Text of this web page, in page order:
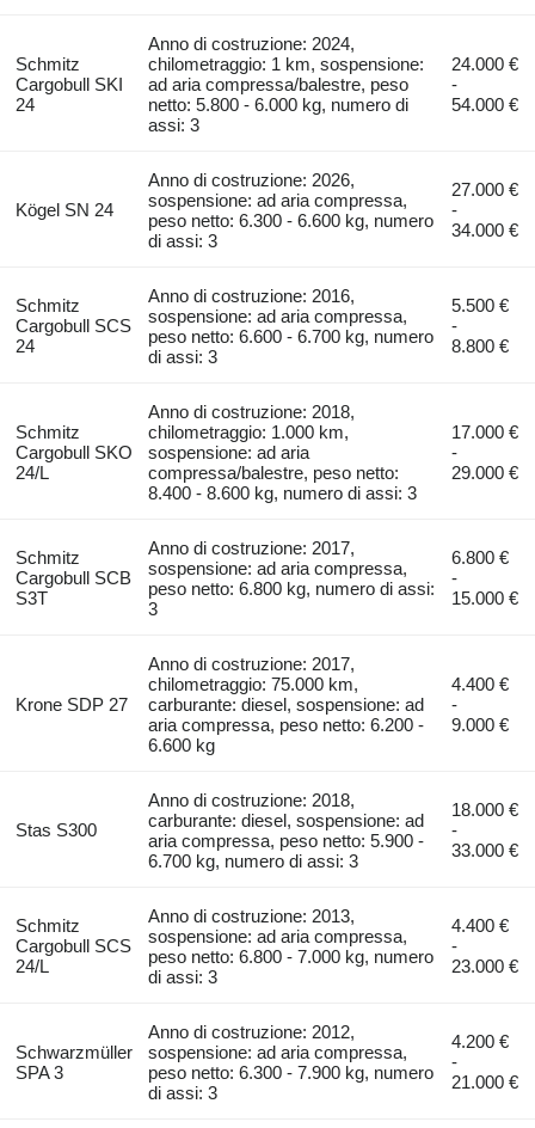
Schmitz
Cargobull SKI
24
Anno di costruzione: 2024,
chilometraggio: 1 km, sospensione:
ad aria compressa/balestre, peso
netto: 5.800 - 6.000 kg, numero di
assi: 3
24.000 €
-
54.000 €
Kögel SN 24
Anno di costruzione: 2026,
sospensione: ad aria compressa,
peso netto: 6.300 - 6.600 kg, numero
di assi: 3
27.000 €
-
34.000 €
Schmitz
Cargobull SCS
24
Anno di costruzione: 2016,
sospensione: ad aria compressa,
peso netto: 6.600 - 6.700 kg, numero
di assi: 3
5.500 €
-
8.800 €
Schmitz
Cargobull SKO
24/L
Anno di costruzione: 2018,
chilometraggio: 1.000 km,
sospensione: ad aria
compressa/balestre, peso netto:
8.400 - 8.600 kg, numero di assi: 3
17.000 €
-
29.000 €
Schmitz
Cargobull SCB
S3T
Anno di costruzione: 2017,
sospensione: ad aria compressa,
peso netto: 6.800 kg, numero di assi:
3
6.800 €
-
15.000 €
Krone SDP 27
Anno di costruzione: 2017,
chilometraggio: 75.000 km,
carburante: diesel, sospensione: ad
aria compressa, peso netto: 6.200 -
6.600 kg
4.400 €
-
9.000 €
Stas S300
Anno di costruzione: 2018,
carburante: diesel, sospensione: ad
aria compressa, peso netto: 5.900 -
6.700 kg, numero di assi: 3
18.000 €
-
33.000 €
Schmitz
Cargobull SCS
24/L
Anno di costruzione: 2013,
sospensione: ad aria compressa,
peso netto: 6.800 - 7.000 kg, numero
di assi: 3
4.400 €
-
23.000 €
Schwarzmüller
SPA 3
Anno di costruzione: 2012,
sospensione: ad aria compressa,
peso netto: 6.300 - 7.900 kg, numero
di assi: 3
4.200 €
-
21.000 €